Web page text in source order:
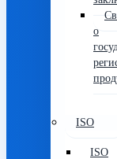
о
ISO
ISO